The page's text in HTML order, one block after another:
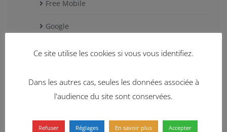
Free Mobile
Google
Huffington Post
Sephora
Ce site utilise les cookies si vous vous identifiez.
Dans les autres cas, seules les données associée à
l'audience du site sont conservées.
Refuser Réglages En savoir plus Accepter